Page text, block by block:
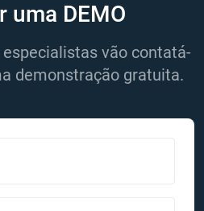
uma DEMO
vão contatá-
demonstração gratuita.